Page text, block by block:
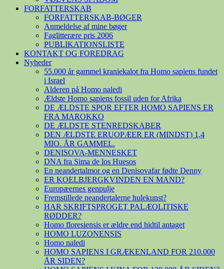
FORFATTERSKAB
FORFATTERSKAB-BØGER
Anmeldelse af mine bøger
Faglitterære pris 2006
PUBLIKATIONSLISTE
KONTAKT OG FOREDRAG
Nyheder
55.000 år gammel kraniekalot fra Homo sapiens fundet
i Israel
Alderen på Homo naledi
Ældste Homo sapiens fossil uden for Afrika
DE ÆLDSTE SPOR EFTER HOMO SAPIENS ER
FRA MAROKKO
DE ÆLDSTE STENREDSKABER
DEN ÆLDSTE ERUOPÆER ER (MINDST) 1,4
MIO. ÅR GAMMEL.
DENISOVA-MENNESKET
DNA fra Sima de los Huesos
En neandertalmor og en Denisovafar fødte Denny
ER KOELBJERGKVINDEN EN MAND?
Europæernes genpulje
Fremstillede neandertalerne hulekunst?
HAR SKRIFTSPROGET PALÆOLITISKE
RØDDER?
Homo floresiensis er ældre end hidtil antaget
HOMO LUZONENSIS
Homo naledi
HOMO SAPIENS I GRÆKENLAND FOR 210.000
ÅR SIDEN?